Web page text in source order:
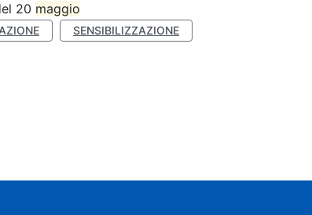
20 maggio
SENSIBILIZZAZIONE